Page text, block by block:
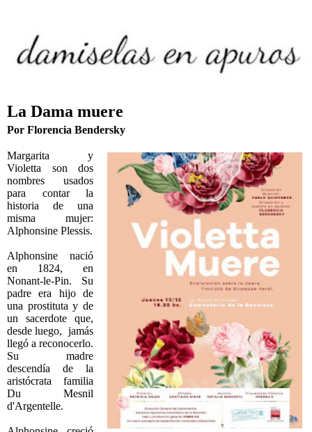
La Dama muere
Por Florencia Bendersky
Margarita y
Violetta son dos
nombres usados
para contar la
historia de una
misma mujer:
Alphonsine Plessis.
Alphonsine nació
en 1824, en
Nonant-le-Pin. Su
padre era hijo de
una prostituta y de
un sacerdote que,
desde luego, jamás
llegó a reconocerlo.
Su madre
descendía de la
aristócrata familia
Du Mesnil
d'Argentelle.